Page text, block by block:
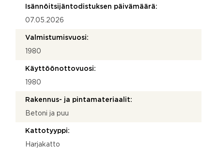
Isännöitsijäntodistuksen päivämäärä:
07.05.2026
Valmistumisvuosi:
1980
Käyttöönottovuosi:
1980
Rakennus- ja pintamateriaalit:
Betoni ja puu
Kattotyyppi:
Harjakatto